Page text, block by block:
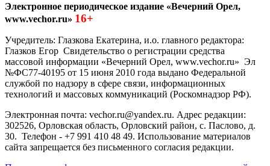
Электронное периодическое издание «Вечерний Орел,
www.vechor.ru» 16+
Учредитель: Глазкова Екатерина, и.о. главного редактора:
Глазков Егор Свидетельство о регистрации средства
массовой информации «Вечерний Орел, www.vechor.ru» Эл
№ФС77-40195 от 15 июня 2010 года выдано Федеральной
службой по надзору в сфере связи, информационных
технологий и массовых коммуникаций (Роскомнадзор РФ).
Электронная почта: vechor.ru@yandex.ru. Адрес редакции:
302526, Орловская область, Орловский район, с. Паслово, д.
30. Телефон - +7 991 410 48 49. Использование материалов
сайта запрещается без письменного согласия редакции.